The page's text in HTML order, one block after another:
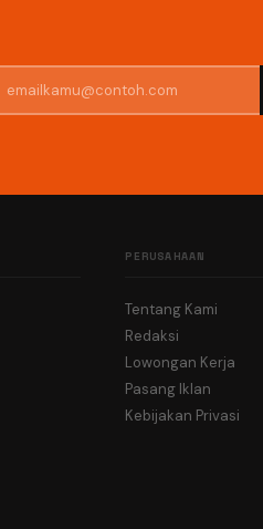
PERUSAHAAN
Tentang Kami
Redaksi
Lowongan Kerja
Pasang Iklan
Kebijakan Privasi